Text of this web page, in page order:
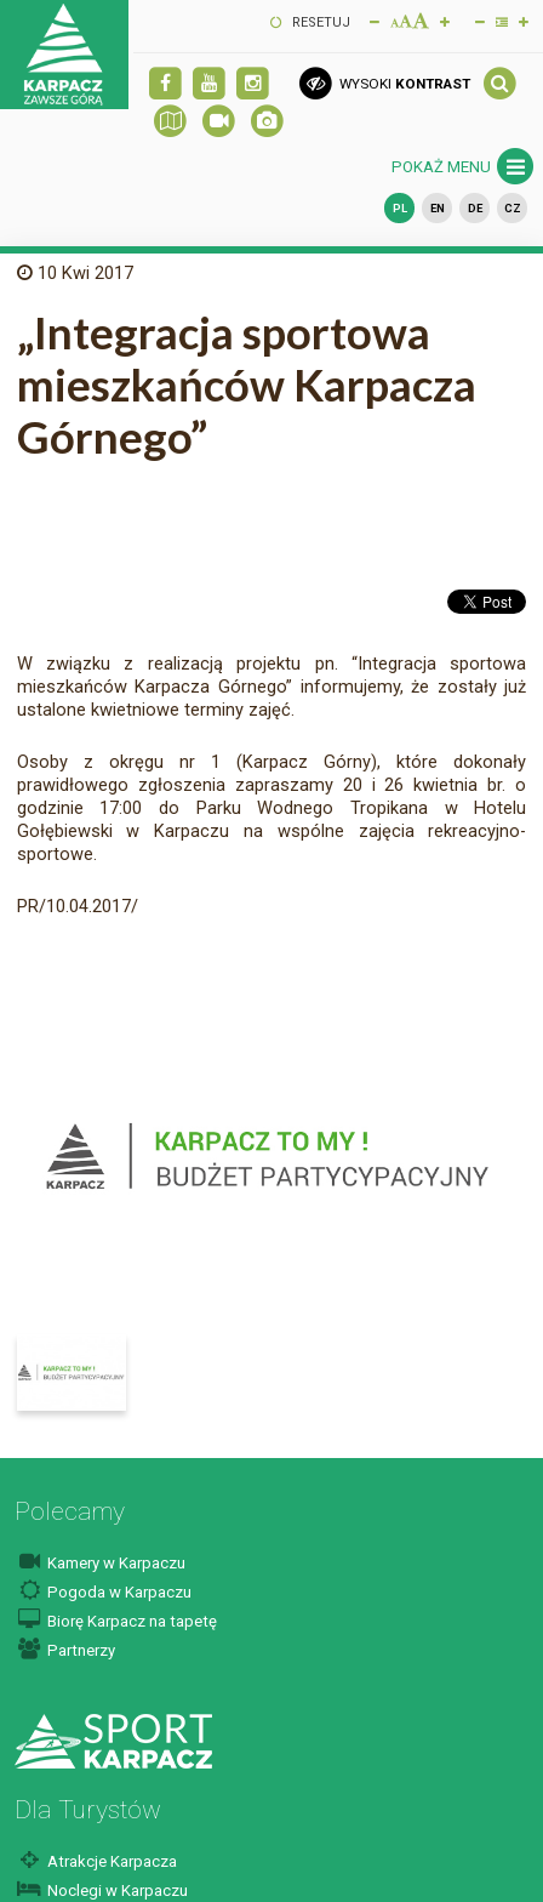
RESETUJ
WYSOKI KONTRAST
POKAŻ MENU
PL EN DE CZ
10 Kwi 2017
„Integracja sportowa
mieszkańców Karpacza
Górnego”
W związku z realizacją projektu pn. “Integracja sportowa
mieszkańców Karpacza Górnego” informujemy, że zostały już
ustalone kwietniowe terminy zajęć.
Osoby z okręgu nr 1 (Karpacz Górny), które dokonały
prawidłowego zgłoszenia zapraszamy 20 i 26 kwietnia br. o
godzinie 17:00 do Parku Wodnego Tropikana w Hotelu
Gołębiewski w Karpaczu na wspólne zajęcia rekreacyjno-
sportowe.
PR/10.04.2017/
Polecamy
Kamery w Karpaczu
Pogoda w Karpaczu
Biorę Karpacz na tapetę
Partnerzy
Dla Turystów
Atrakcje Karpacza
Noclegi w Karpaczu